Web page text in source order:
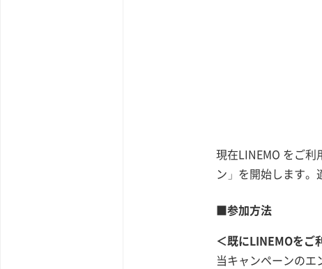
現在LINEMO をご
ン」を開始します。
■参加方法
＜既にLINEMOをご
当キャンペーンのエ